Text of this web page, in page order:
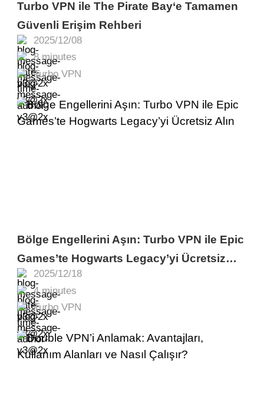
2025/12/08
8 minutes
Turbo VPN
Turbo VPN ile The Pirate Bay‘e Tamamen
Güvenli Erişim Rehberi
2025/12/18
4 minutes
Turbo VPN
Bölge Engellerini Aşın: Turbo VPN ile Epic
Games’te Hogwarts Legacy’yi Ücretsiz
Alın